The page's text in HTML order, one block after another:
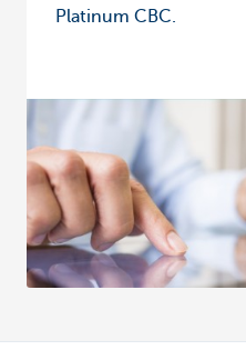
Platinum CBC.